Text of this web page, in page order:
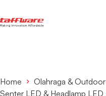
Home
Olahraga & Outdoor
Senter LED & Headlamp LED